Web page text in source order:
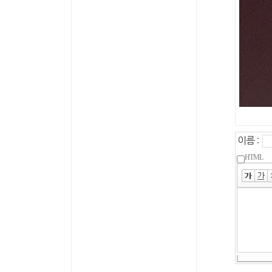
이름 :
HTML